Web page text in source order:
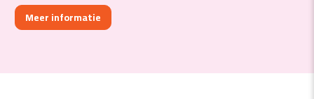
Meer informatie